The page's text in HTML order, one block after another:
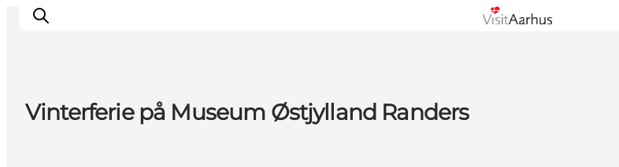
Vinterferie på Museum Østjylland Randers